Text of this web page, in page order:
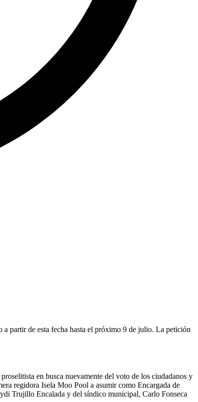
partir de esta fecha hasta el próximo 9 de julio. La petición
en busca nuevamente del voto de los ciudadanos y
regidora Isela Moo Pool a asumir como Encargada de
Trujillo Encalada y del síndico municipal, Carlo Fonseca